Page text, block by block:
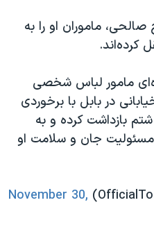
ماموران او را به
کرده‌اند.
۹ آذر ۱۴۰۲ عده‌ای مامور لباس شخصی
در بابل با برخوردی
بازداشت کرده و به
مسئولیت جان و سلامت او
November 30,